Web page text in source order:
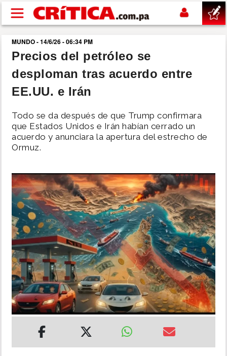
Pasar al contenido principal
buscar
SUCESOS
POLÍTICA
DEPORTES
MUNDO
INSÓLITAS
MULTIMEDIA
IMPRESO
MUNDO - 14/6/26 - 06:34 PM
Precios del petróleo se
desploman tras acuerdo entre
EE.UU. e Irán
Todo se da después de que Trump confirmara
que Estados Unidos e Irán habían cerrado un
acuerdo y anunciara la apertura del estrecho de
Ormuz.